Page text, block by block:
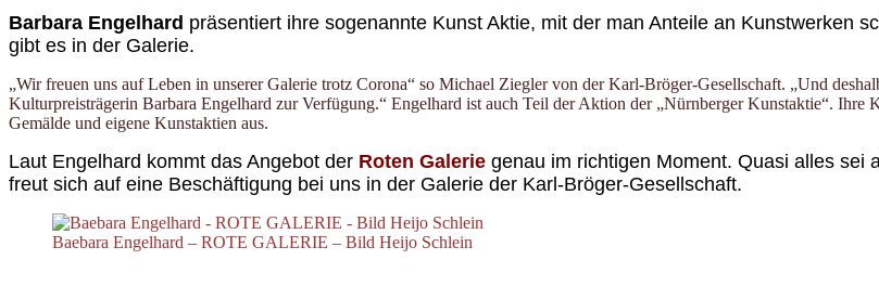
Barbara Engelhard präsentiert ihre sogenannte Kunst Aktie, mit der man Anteile an Kunstwerken
gibt es in der Galerie.
„Wir freuen uns auf Leben in unserer Galerie trotz Corona“ so Michael Ziegler von der Karl-Bröger-Gesellschaft. „Und
Kulturpreisträgerin Barbara Engelhard zur Verfügung.“ Engelhard ist auch Teil der Aktion der „Nürnberger Kunstaktie“.
Gemälde und eigene Kunstaktien aus.
Laut Engelhard kommt das Angebot der Roten Galerie genau im richtigen Moment. Quasi alles sei
freut sich auf eine Beschäftigung bei uns in der Galerie der Karl-Bröger-Gesellschaft.
Baebara Engelhard – ROTE GALERIE – Bild Heijo Schlein